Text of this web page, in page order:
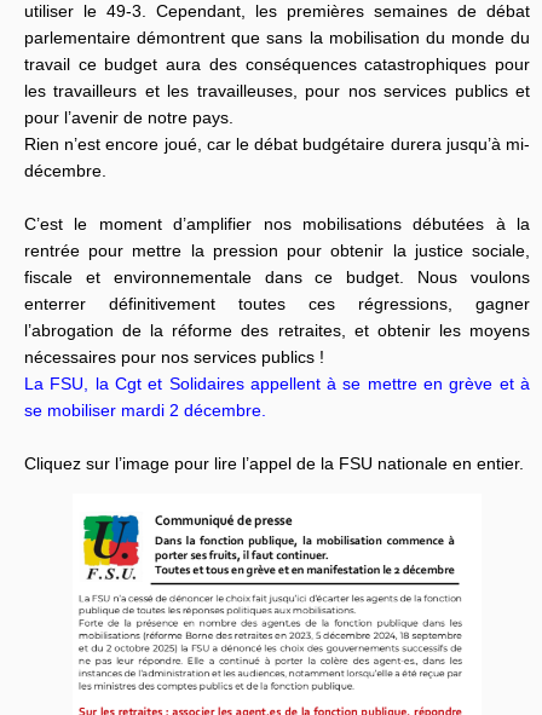
utiliser le 49-3. Cependant, les premières semaines de débat
parlementaire démontrent que sans la mobilisation du monde du
travail ce budget aura des conséquences catastrophiques pour
les travailleurs et les travailleuses, pour nos services publics et
pour l’avenir de notre pays.
Rien n’est encore joué, car le débat budgétaire durera jusqu’à mi-
décembre.
C’est le moment d’amplifier nos mobilisations débutées à la
rentrée pour mettre la pression pour obtenir la justice sociale,
fiscale et environnementale dans ce budget. Nous voulons
enterrer définitivement toutes ces régressions, gagner
l’abrogation de la réforme des retraites, et obtenir les moyens
nécessaires pour nos services publics !
La FSU, la Cgt et Solidaires appellent à se mettre en grève et à
se mobiliser mardi 2 décembre.
Cliquez sur l’image pour lire l’appel de la FSU nationale en entier.